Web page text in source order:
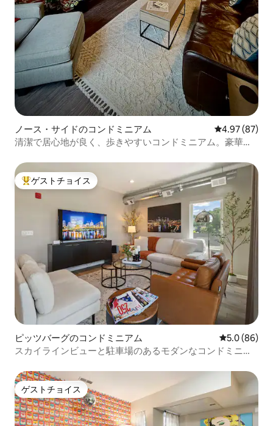
ノース・サイドのコンドミニアム レビュー87
4.97 (87)
清潔で居心地が良く、歩きやすいコンドミニアム。豪華な
大好評のゲストチョイスです。
ゲストチョイス
ピッツバーグのコンドミニアム レビュー86
5.0 (86)
スカイラインビューと駐車場のあるモダンなコンドミニア
ゲストチョイス
ゲストチョイス